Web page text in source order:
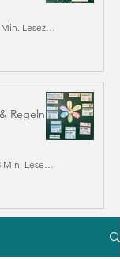
2 Min. Lesezeit
Regeln
3 Min. Lesezeit